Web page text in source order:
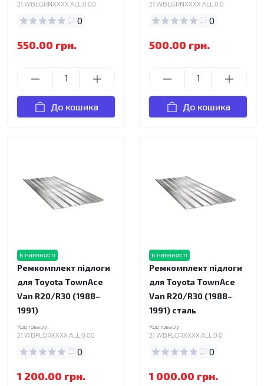
21.WBLGRNXXXX.ALL.0.00
0
550.00 грн.
До кошика
21.WBLGRNXXXX.ALL.0.0
0
500.00 грн.
До кошика
в наявності
Ремкомплект підлоги
для Toyota TownAce
Van R20/R30 (1988–
1991)
Код товару:
21.WBFLORXXXX.ALL.0.00
0
1 200.00 грн.
в наявності
Ремкомплект підлоги
для Toyota TownAce
Van R20/R30 (1988–
1991) сталь
Код товару:
21.WBFLORXXXX.ALL.0.0
0
1 000.00 грн.